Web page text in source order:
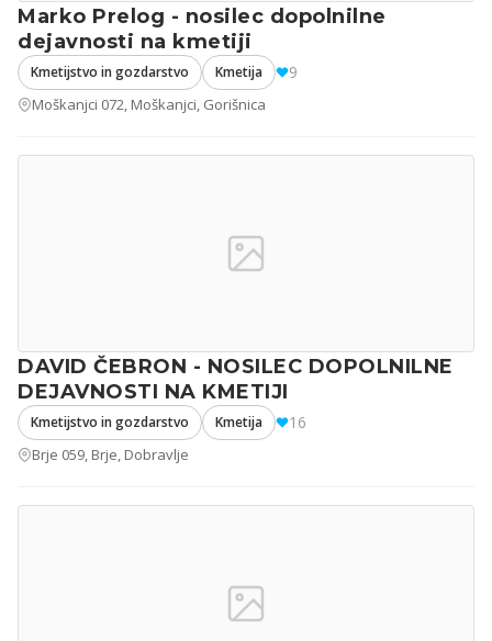
Marko Prelog - nosilec dopolnilne
dejavnosti na kmetiji
Kmetijstvo in gozdarstvo Kmetija 9
Moškanjci 072, Moškanjci, Gorišnica
DAVID ČEBRON - NOSILEC DOPOLNILNE
DEJAVNOSTI NA KMETIJI
Kmetijstvo in gozdarstvo Kmetija 16
Brje 059, Brje, Dobravlje